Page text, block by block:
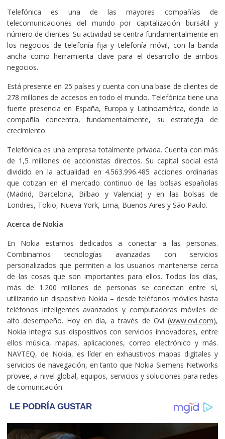
Telefónica es una de las mayores compañías de
telecomunicaciones del mundo por capitalización bursátil y
número de clientes. Su actividad se centra fundamentalmente en
los negocios de telefonía fija y telefonía móvil, con la banda
ancha como herramienta clave para el desarrollo de ambos
negocios.
Está presente en 25 países y cuenta con una base de clientes de
278 millones de accesos en todo el mundo. Telefónica tiene una
fuerte presencia en España, Europa y Latinoamérica, donde la
compañía concentra, fundamentalmente, su estrategia de
crecimiento.
Telefónica es una empresa totalmente privada. Cuenta con más
de 1,5 millones de accionistas directos. Su capital social está
dividido en la actualidad en 4.563.996.485 acciones ordinarias
que cotizan en el mercado continuo de las bolsas españolas
(Madrid, Barcelona, Bilbao y Valencia) y en las bolsas de
Londres, Tokio, Nueva York, Lima, Buenos Aires y São Paulo.
Acerca de Nokia
En Nokia estamos dedicados a conectar a las personas.
Combinamos tecnologías avanzadas con servicios
personalizados que permiten a los usuarios mantenerse cerca
de las cosas que son importantes para ellos. Todos los días,
más de 1.200 millones de personas se conectan entre sí,
utilizando un dispositivo Nokia – desde teléfonos móviles hasta
teléfonos inteligentes avanzados y computadoras móviles de
alto desempeño. Hoy en día, a través de Ovi (www.ovi.com),
Nokia integra sus dispositivos con servicios innovadores, entre
ellos música, mapas, aplicaciones, correo electrónico y más.
NAVTEQ, de Nokia, es líder en exhaustivos mapas digitales y
servicios de navegación, en tanto que Nokia Siemens Networks
provee, a nivel global, equipos, servicios y soluciones para redes
de comunicación.